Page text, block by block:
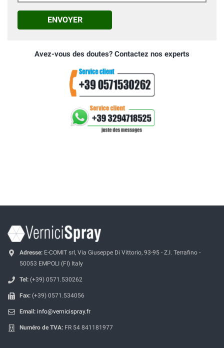
ENVOYER
Avez-vous des doutes? Contactez nos experts
Adresse: E-COMIT srl, Via Giuseppe Di Vittorio, 93-95 - Z.I. Terrafino -
50053 EMPOLI (FI) Italy
Tel: (+39) 0571.530262
Fax: (+39) 0571.534056
Email: info@vernicispray.fr
Numéro de TVA: FR 54 841181977